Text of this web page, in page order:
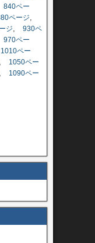
840ペー
ページ,
ジ, 930ペ
970ペー
1010ペー
,
1050ペー
,
1090ペー